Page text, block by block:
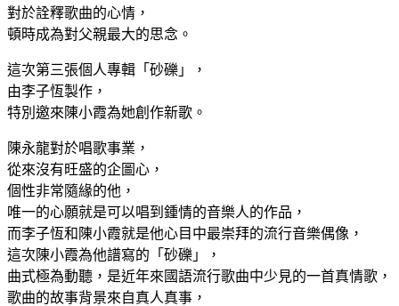
對於詮釋歌曲的心情，
頓時成為對父親最大的思念。
這次第三張個人專輯「砂礫」，
由李子恆製作，
特別邀來陳小霞為她創作新歌。
陳永龍對於唱歌事業，
從來沒有旺盛的企圖心，
個性非常隨緣的他，
唯一的心願就是可以唱到鍾情的音樂人的作品，
而李子恆和陳小霞就是他心目中最崇拜的流行音樂偶像，
這次陳小霞為他譜寫的「砂礫」，
曲式極為動聽，是近年來國語流行歌曲中少見的一首真情歌，
歌曲的故事背景來自真人真事，